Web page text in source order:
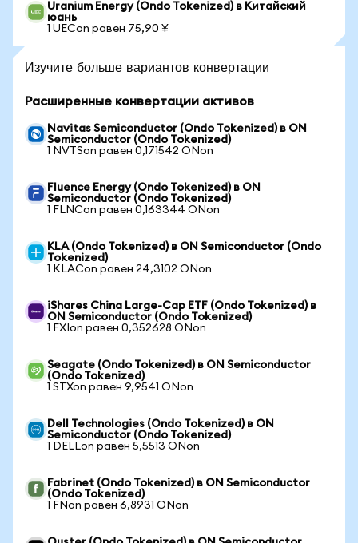
Uranium Energy (Ondo Tokenized) в Китайский
юань
1 UECon равен 75,90 ¥
Изучите больше вариантов конвертации
Расширенные конвертации активов
Navitas Semiconductor (Ondo Tokenized) в ON
Semiconductor (Ondo Tokenized)
1 NVTSon равен 0,171542 ONon
Fluence Energy (Ondo Tokenized) в ON
Semiconductor (Ondo Tokenized)
1 FLNCon равен 0,163344 ONon
KLA (Ondo Tokenized) в ON Semiconductor (Ondo
Tokenized)
1 KLACon равен 24,3102 ONon
iShares China Large-Cap ETF (Ondo Tokenized) в
ON Semiconductor (Ondo Tokenized)
1 FXIon равен 0,352628 ONon
Seagate (Ondo Tokenized) в ON Semiconductor
(Ondo Tokenized)
1 STXon равен 9,9541 ONon
Dell Technologies (Ondo Tokenized) в ON
Semiconductor (Ondo Tokenized)
1 DELLon равен 5,5513 ONon
Fabrinet (Ondo Tokenized) в ON Semiconductor
(Ondo Tokenized)
1 FNon равен 6,8931 ONon